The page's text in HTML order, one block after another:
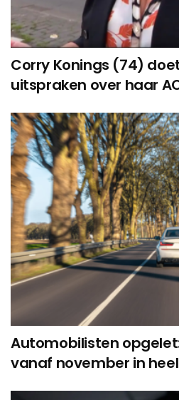
Corry Konings (74)
uitspraken over haar
Automobilisten
vanaf november in